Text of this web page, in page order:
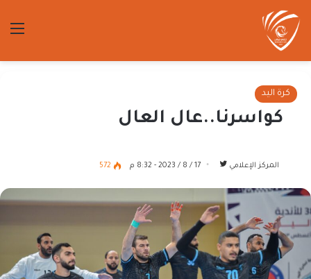
كرة اليد
كواسرنا..عال العال
المركز الإعلامي
تابع
17 / 8 / 2023 - 8:32 م 572